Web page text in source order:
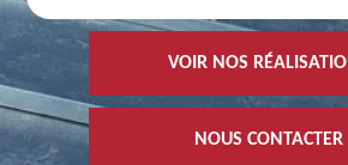
VOIR NOS
NOUS CONTACTER